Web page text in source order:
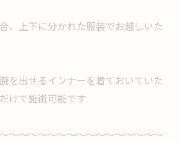
、上下に分かれた服装でお越しいた
を出せるインナーを着ておいていた
けで施術可能です
～～～～～～～～～～～～～～～～